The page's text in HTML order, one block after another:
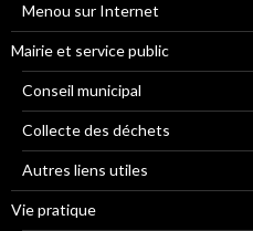
Menou sur Internet
Mairie et service public
Conseil municipal
Collecte des déchets
Autres liens utiles
Vie pratique